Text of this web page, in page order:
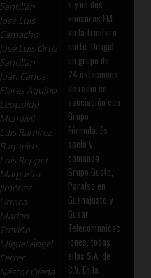
Santillán
José Luis
Camacho
José Luis Ortiz
Santillán
Juan Carlos
Flores Aquino
Leopoldo
Mendívil
Luis Ramírez
Baqueiro
Luis Repper
Margarita
Jiménez
Urraca
Marlen
Treviño
Miguel Ángel
Ferrer
Néstor Ojeda
s y en dos
emisoras FM
en la frontera
norte. Dirigió
un grupo de
24 estaciones
de radio en
asociación con
Grupo
Fórmula. Es
socio y
comanda
Grupo Guste,
Paraíso en
Guanajuato y
Gusar
Telecomunicac
iones, todas
ellas S.A. de
C.V. En la